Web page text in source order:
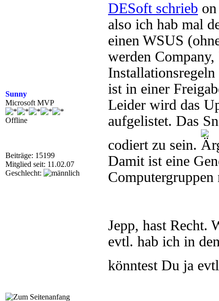
Sunny
Microsoft MVP
Offline
Beiträge: 15199
Mitglied seit: 11.02.07
Geschlecht:
DESoft schrieb
also ich hab mal
einen WSUS
werden
ist in einer
Leider wird das
aufgelistet. Das
codiert zu sein.
Damit ist eine
Jepp, hast Recht.
evtl. hab ich in
könntest Du ja